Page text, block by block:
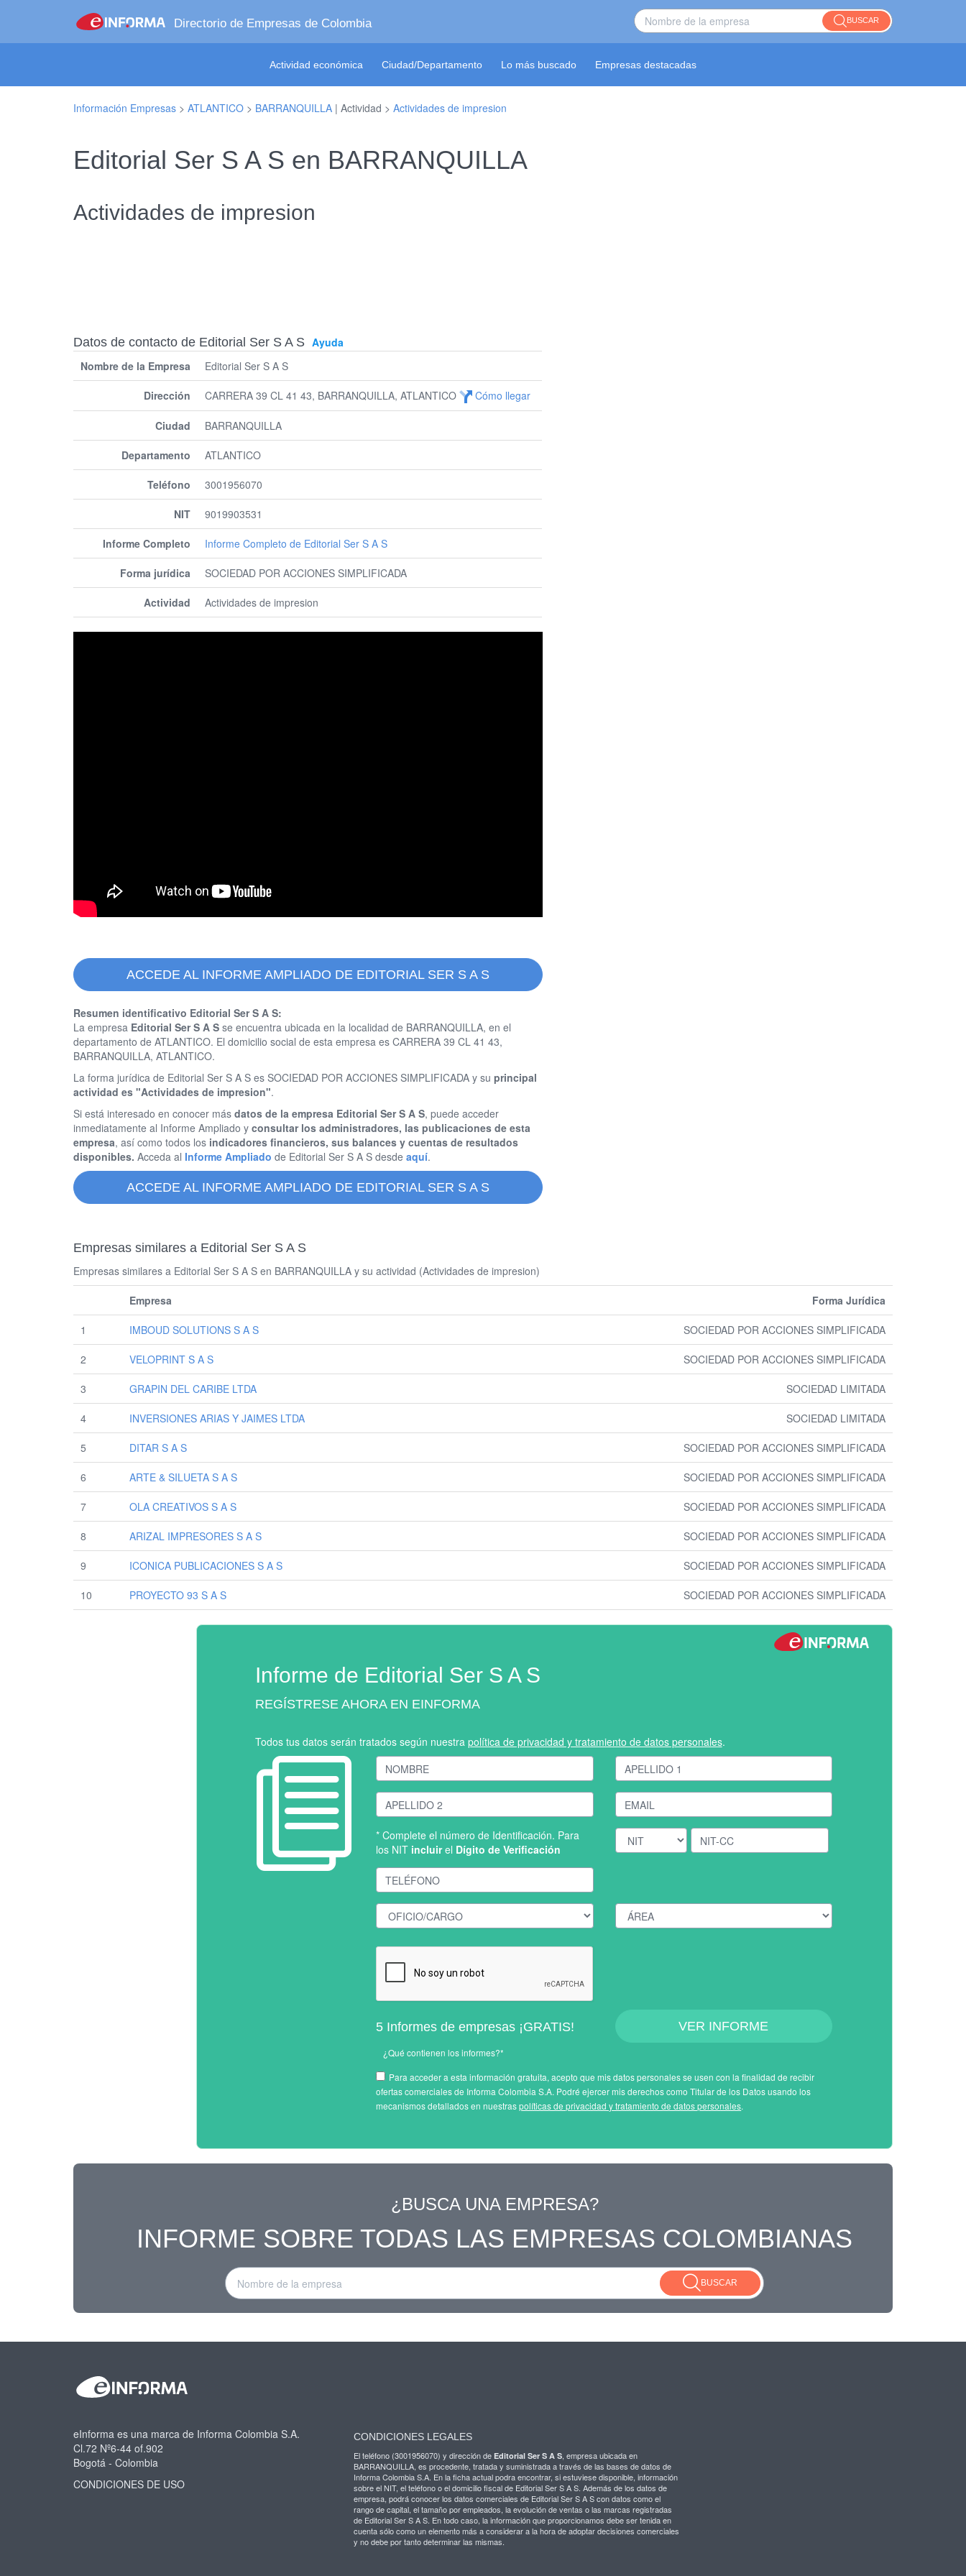
Directorio de Empresas de Colombia BUSCAR
Actividad económica Ciudad/Departamento Lo más buscado Empresas destacadas
Información Empresas > ATLANTICO > BARRANQUILLA | Actividad > Actividades de impresion
Editorial Ser S A S en BARRANQUILLA
Actividades de impresion
Datos de contacto de Editorial Ser S A S Ayuda
Nombre de la Empresa
Editorial Ser S A S
Dirección CARRERA 39 CL 41 43, BARRANQUILLA, ATLANTICO Cómo llegar
Ciudad BARRANQUILLA
Departamento ATLANTICO
Teléfono 3001956070
NIT 9019903531
Informe Completo Informe Completo de Editorial Ser S A S
Forma jurídica SOCIEDAD POR ACCIONES SIMPLIFICADA
Actividad Actividades de impresion
ACCEDE AL INFORME AMPLIADO DE EDITORIAL SER S A S
Resumen identificativo Editorial Ser S A S:
La empresa Editorial Ser S A S se encuentra ubicada en la localidad de BARRANQUILLA, en el
departamento de ATLANTICO. El domicilio social de esta empresa es CARRERA 39 CL 41 43,
BARRANQUILLA, ATLANTICO.
La forma jurídica de Editorial Ser S A S es SOCIEDAD POR ACCIONES SIMPLIFICADA y su principal
actividad es "Actividades de impresion".
Si está interesado en conocer más datos de la empresa Editorial Ser S A S, puede acceder
inmediatamente al Informe Ampliado y consultar los administradores, las publicaciones de esta
empresa, así como todos los indicadores financieros, sus balances y cuentas de resultados
disponibles. Acceda al Informe Ampliado de Editorial Ser S A S desde aquí.
ACCEDE AL INFORME AMPLIADO DE EDITORIAL SER S A S
Empresas similares a Editorial Ser S A S
Empresas similares a Editorial Ser S A S en BARRANQUILLA y su actividad (Actividades de impresion)
Empresa Forma Jurídica
1 IMBOUD SOLUTIONS S A S SOCIEDAD POR ACCIONES SIMPLIFICADA
2 VELOPRINT S A S SOCIEDAD POR ACCIONES SIMPLIFICADA
3 GRAPIN DEL CARIBE LTDA SOCIEDAD LIMITADA
4 INVERSIONES ARIAS Y JAIMES LTDA SOCIEDAD LIMITADA
5 DITAR S A S SOCIEDAD POR ACCIONES SIMPLIFICADA
6 ARTE & SILUETA S A S SOCIEDAD POR ACCIONES SIMPLIFICADA
7 OLA CREATIVOS S A S SOCIEDAD POR ACCIONES SIMPLIFICADA
8 ARIZAL IMPRESORES S A S SOCIEDAD POR ACCIONES SIMPLIFICADA
9 ICONICA PUBLICACIONES S A S SOCIEDAD POR ACCIONES SIMPLIFICADA
10 PROYECTO 93 S A S SOCIEDAD POR ACCIONES SIMPLIFICADA
Informe de Editorial Ser S A S
REGÍSTRESE AHORA EN EINFORMA
Todos tus datos serán tratados según nuestra política de privacidad y tratamiento de datos personales.
* Complete el número de Identificación. Para
los NIT incluirel Dígito de Verificación
5 Informes de empresas ¡GRATIS!
¿Qué contienen los informes?*
VER INFORME
Para acceder a esta información gratuita, acepto que mis datos personales se usen con la finalidad de recibir
ofertas comerciales de Informa Colombia S.A. Podré ejercer mis derechos como Titular de los Datos usando los
mecanismos detallados en nuestraspolíticas de privacidad y tratamiento de datos personales.
¿BUSCA UNA EMPRESA?
INFORME SOBRE TODAS LAS EMPRESAS COLOMBIANAS
BUSCAR
eInforma es una marca de Informa Colombia S.A.
Cl.72 Nº6-44 of.902
Bogotá - Colombia
CONDICIONES DE USO
CONDICIONES LEGALES
El teléfono (3001956070) y dirección de Editorial Ser S A S , empresa ubicada en
BARRANQUILLA, es procedente, tratada y suministrada a través de las bases de datos de
Informa Colombia S.A. En la ficha actual podra encontrar, si estuviese disponible, información
sobre el NIT, el teléfono o el domicilio fiscal de Editorial Ser S A S. Además de los datos de
empresa, podrá conocer los datos comerciales de Editorial Ser S A S con datos como el
rango de capital, el tamaño por empleados, la evolución de ventas o las marcas registradas
de Editorial Ser S A S. En todo caso, la información que proporcionamos debe ser tenida en
cuenta sólo como un elemento más a considerar a la hora de adoptar decisiones comerciales
y no debe por tanto determinar las mismas.